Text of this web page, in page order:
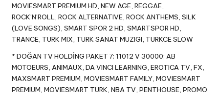
MOVIESMART PREMIUM HD, NEW AGE, REGGAE,
ROCK’N’ROLL, ROCK ALTERNATIVE, ROCK ANTHEMS, SILK
(LOVE SONGS), SMART SPOR 2 HD, SMARTSPOR HD,
TRANCE, TURK MIX, TURK SANAT MUZIGI, TURKCE SLOW
* DOĞAN TV HOLDİNG PAKET 7; 11012 V 30000; AB
MOTOEURS, ANIMAUX, DA VINCI LEARNING, EROTICA TV, FX,
MAXSMART PREMIUM, MOVIESMART FAMILY, MOVIESMART
PREMIUM, MOVIESMART TURK, NBA TV, PENTHOUSE, PROMO